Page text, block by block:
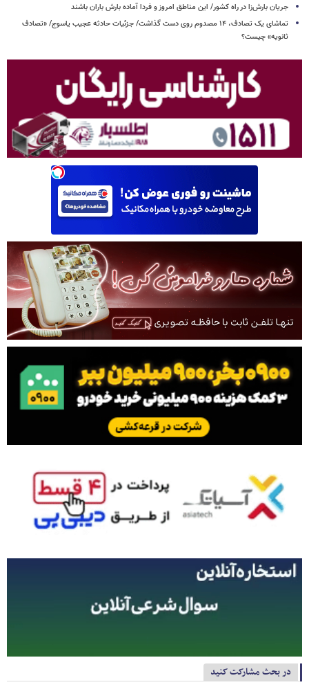
جریان بارش‌زا در راه کشور/ این مناطق امروز و فردا آماده بارش باران باشند
تماشای یک تصادف، ۱۴ مصدوم روی دست گذاشت/ جزئیات حادثه عجیب یاسوج/ «تصادف
ثانویه» چیست؟
در بحث مشارکت کنید